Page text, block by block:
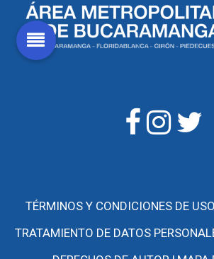
TÉRMINOS Y CONDICIONES DE
TRATAMIENTO DE DATOS